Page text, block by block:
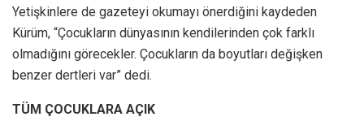
Yetişkinlere de gazeteyi okumayı önerdiğini kaydeden
Kürüm, “Çocukların dünyasının kendilerinden çok farklı
olmadığını görecekler. Çocukların da boyutları değişken
benzer dertleri var” dedi.
TÜM ÇOCUKLARA AÇIK